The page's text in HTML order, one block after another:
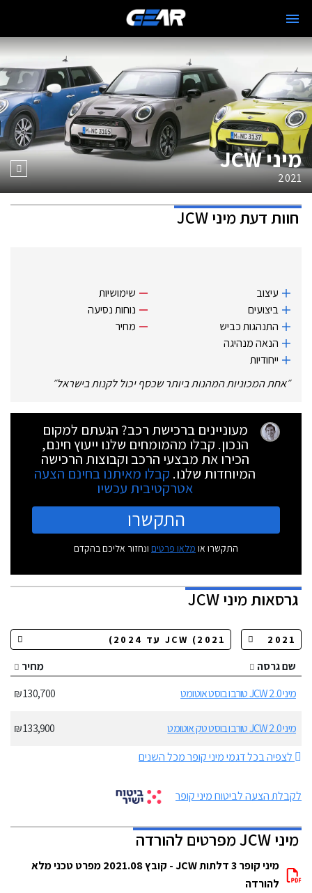
מיני JCW
2021
חוות דעתמיני JCW
עיצוב
ביצועים
התנהגות כביש
הנאה מנהיגה
ייחודיות
שימושיות
נוחות נסיעה
מחיר
״אחת המכוניות המהנות ביותר שכסף יכול לקנות בישראל״
מעוניינים ברכישת רכב? הגעתם למקום
הנכון. קבלו מהמומחים שלנו ייעוץ חינם,
הכירו את מבצעי הרכב וקבוצות הרכישה
המיוחדות שלנו. קבלו מאיתנו בחינם הצעה
אטרקטיבית עכשיו
התקשרו
התקשרו או מלאו פרטים ונחזור אליכם בהקדם
גרסאותמיני JCW
שם גרסה
מחיר
מיני JCW 2.0 טורבו בוסט אוטומט
130,700 ₪
מיני JCW 2.0 טורבו בוסט טק אוטומט
133,900 ₪
לצפיה בכל דגמי מיני קופר מכל השנים
לקבלת הצעה לביטוח מיני קופר
מיני JCW מפרטים להורדה
מיני קופר 3 דלתות JCW - קובץ 2021.08 מפרט טכני מלא
להורדה